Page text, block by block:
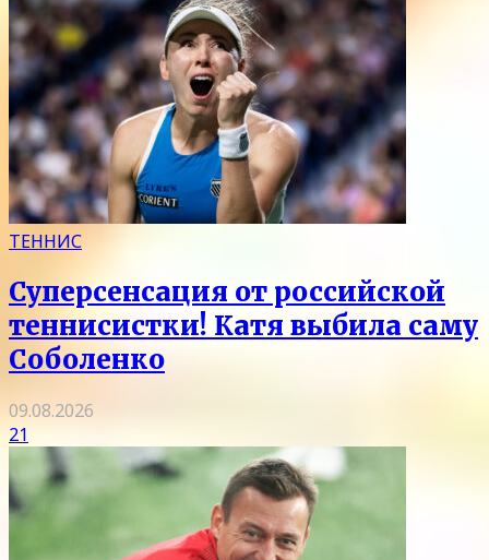
ТЕННИС
Суперсенсация от российской
теннисистки! Катя выбила саму
Соболенко
09.08.2026
21